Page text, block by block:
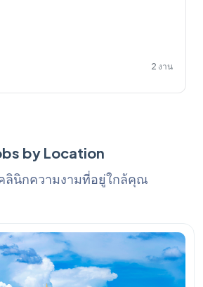
2 งาน
by Location
ลินิกความงามที่อยู่ใกล้คุณ